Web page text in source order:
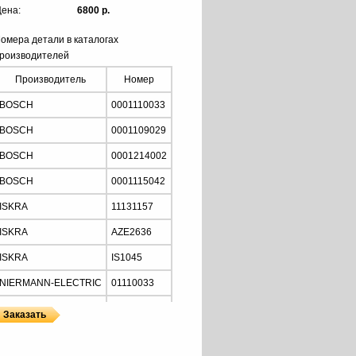
6800 р.
детали в каталогах
Производитель Номер
BOSCH 0001110033
BOSCH 0001109029
BOSCH 0001214002
BOSCH 0001115042
ISKRA 11131157
ISKRA AZE2636
ISKRA IS1045
NIERMANN-ELECTRIC 01110033